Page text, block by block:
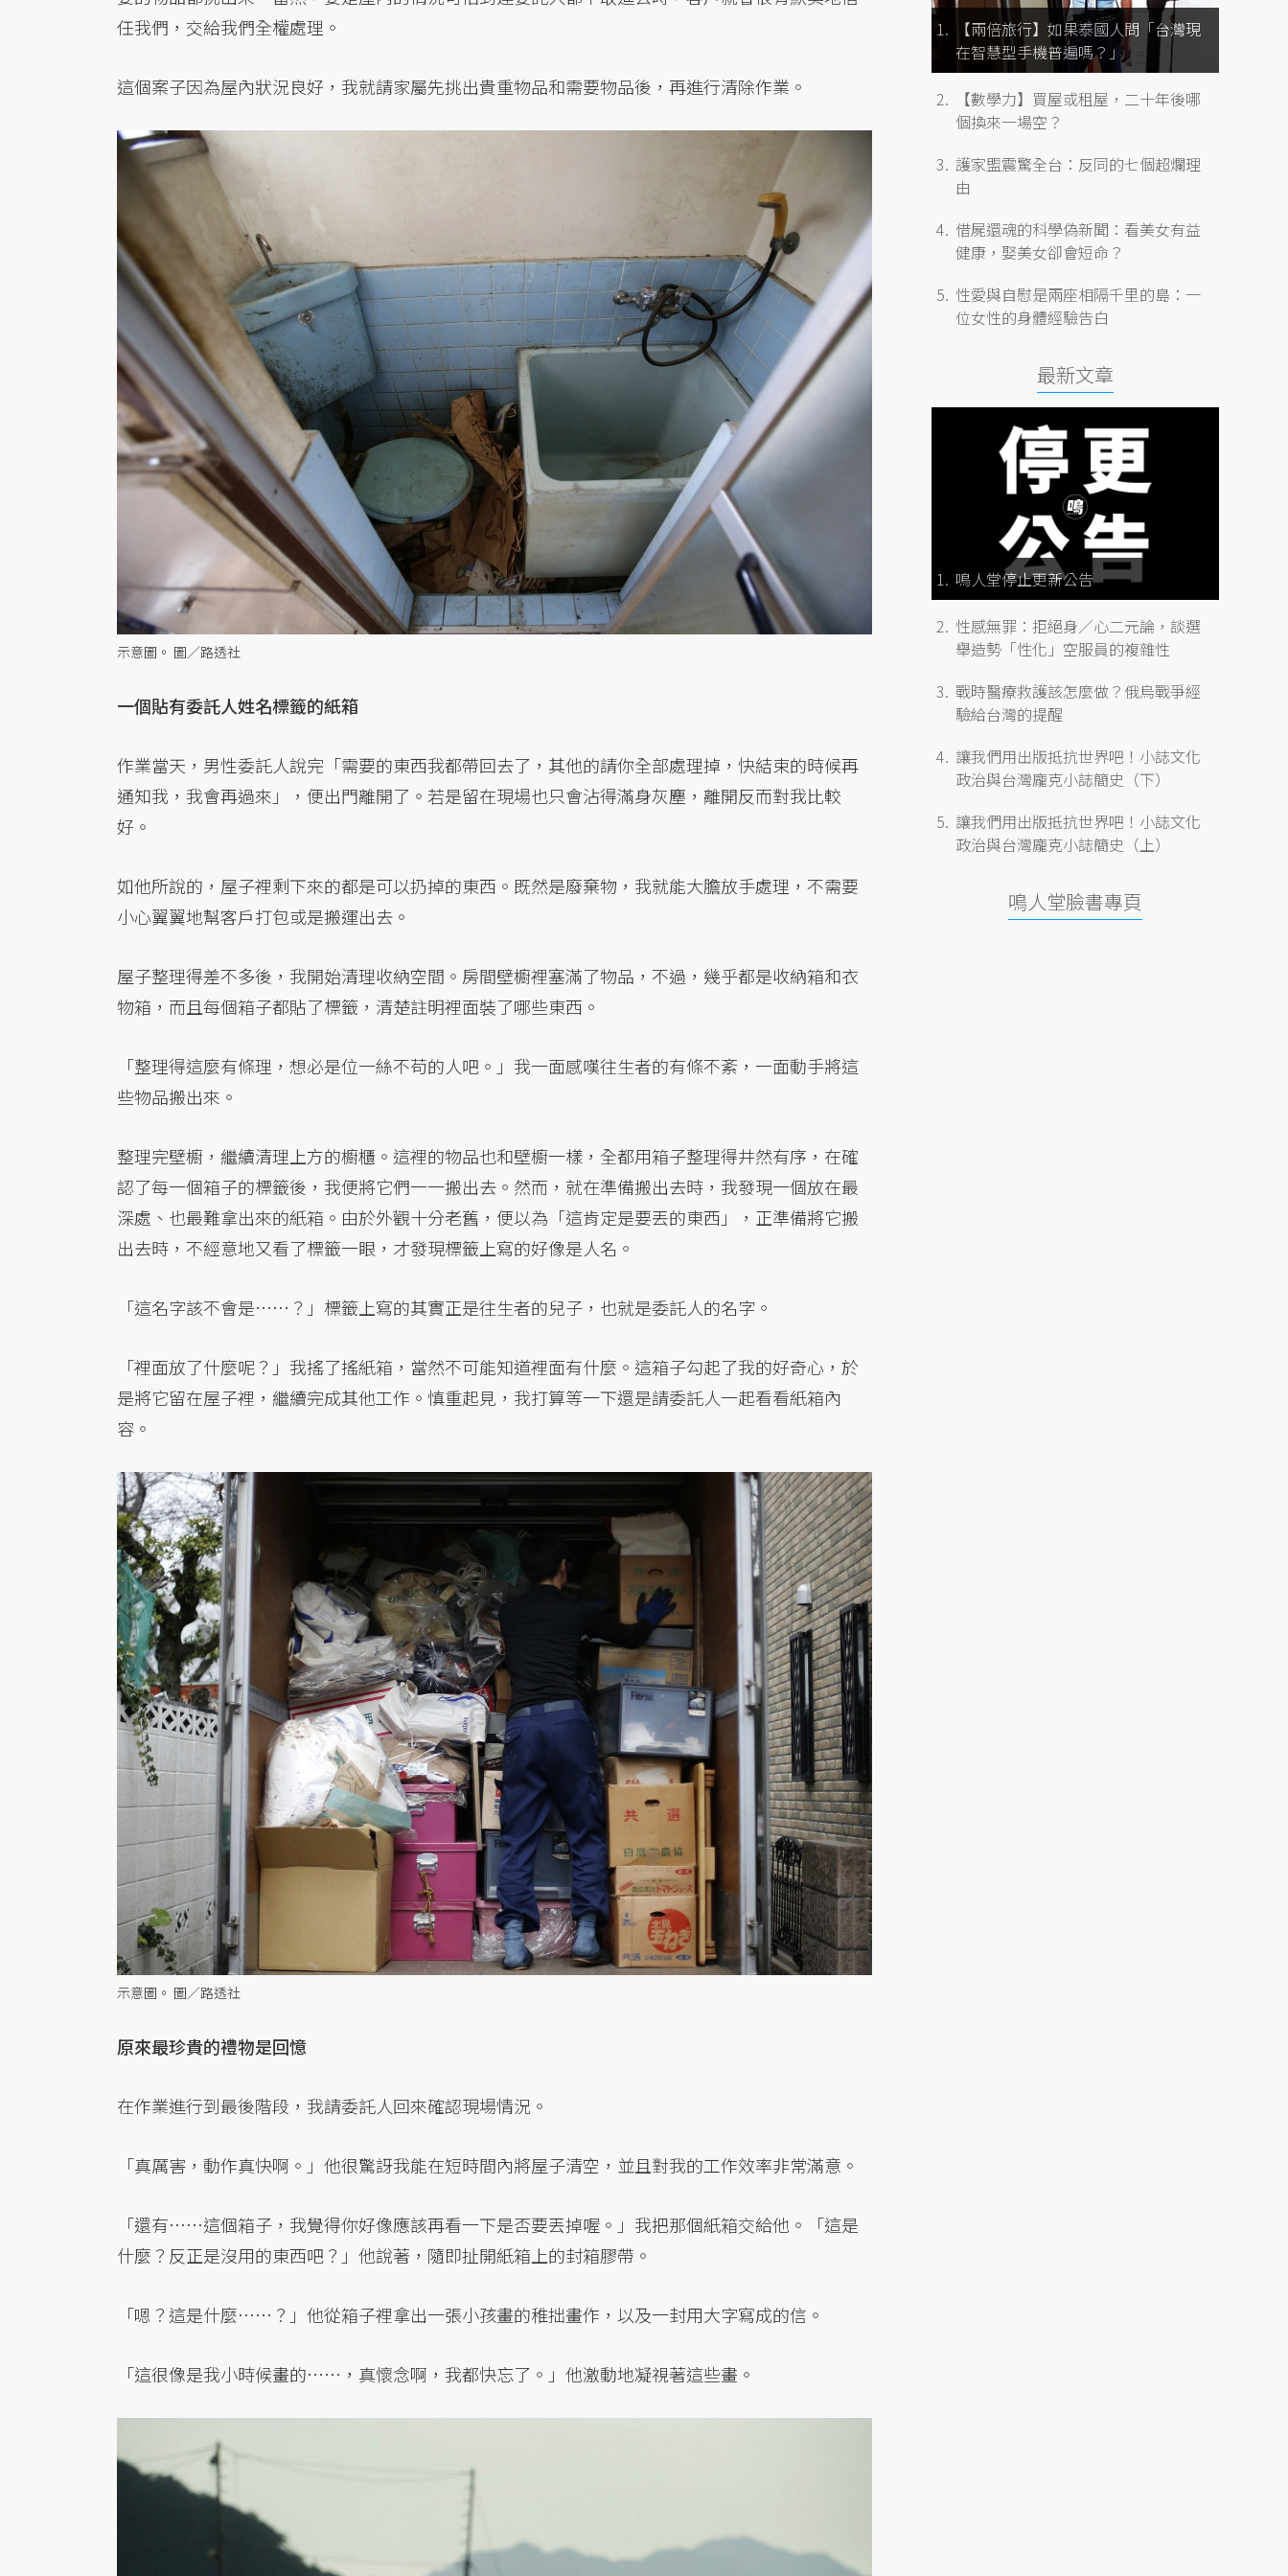
任我們，交給我們全權處理。
這個案子因為屋內狀況良好，我就請家屬先挑出貴重物品和需要物品後，再進行清除作業。
示意圖。 圖／路透社
一個貼有委託人姓名標籤的紙箱
作業當天，男性委託人說完「需要的東西我都帶回去了，其他的請你全部處理掉，快結束的時候再
通知我，我會再過來」，便出門離開了。若是留在現場也只會沾得滿身灰塵，離開反而對我比較
好。
如他所說的，屋子裡剩下來的都是可以扔掉的東西。既然是廢棄物，我就能大膽放手處理，不需要
小心翼翼地幫客戶打包或是搬運出去。
屋子整理得差不多後，我開始清理收納空間。房間壁櫥裡塞滿了物品，不過，幾乎都是收納箱和衣
物箱，而且每個箱子都貼了標籤，清楚註明裡面裝了哪些東西。
「整理得這麼有條理，想必是位一絲不苟的人吧。」我一面感嘆往生者的有條不紊，一面動手將這
些物品搬出來。
整理完壁櫥，繼續清理上方的櫥櫃。這裡的物品也和壁櫥一樣，全都用箱子整理得井然有序，在確
認了每一個箱子的標籤後，我便將它們一一搬出去。然而，就在準備搬出去時，我發現一個放在最
深處、也最難拿出來的紙箱。由於外觀十分老舊，便以為「這肯定是要丟的東西」，正準備將它搬
出去時，不經意地又看了標籤一眼，才發現標籤上寫的好像是人名。
「這名字該不會是……？」標籤上寫的其實正是往生者的兒子，也就是委託人的名字。
「裡面放了什麼呢？」我搖了搖紙箱，當然不可能知道裡面有什麼。這箱子勾起了我的好奇心，於
是將它留在屋子裡，繼續完成其他工作。慎重起見，我打算等一下還是請委託人一起看看紙箱內
容。
示意圖。 圖／路透社
原來最珍貴的禮物是回憶
在作業進行到最後階段，我請委託人回來確認現場情況。
「真厲害，動作真快啊。」他很驚訝我能在短時間內將屋子清空，並且對我的工作效率非常滿意。
「還有……這個箱子，我覺得你好像應該再看一下是否要丟掉喔。」我把那個紙箱交給他。「這是
什麼？反正是沒用的東西吧？」他說著，隨即扯開紙箱上的封箱膠帶。
「嗯？這是什麼……？」他從箱子裡拿出一張小孩畫的稚拙畫作，以及一封用大字寫成的信。
「這很像是我小時候畫的……，真懷念啊，我都快忘了。」他激動地凝視著這些畫。
【兩倍旅行】如果泰國人問「台灣現
在智慧型手機普遍嗎？」
【數學力】買屋或租屋，二十年後哪
個換來一場空？
護家盟震驚全台：反同的七個超爛理
由
借屍還魂的科學偽新聞：看美女有益
健康，娶美女卻會短命？
性愛與自慰是兩座相隔千里的島：一
位女性的身體經驗告白
最新文章
鳴人堂停止更新公告
性感無罪：拒絕身／心二元論，談選
舉造勢「性化」空服員的複雜性
戰時醫療救護該怎麼做？俄烏戰爭經
驗給台灣的提醒
讓我們用出版抵抗世界吧！小誌文化
政治與台灣龐克小誌簡史（下）
讓我們用出版抵抗世界吧！小誌文化
政治與台灣龐克小誌簡史（上）
鳴人堂臉書專頁